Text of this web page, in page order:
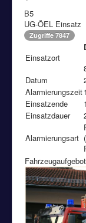
Über uns
Fuhrpark
Impressum
B5
UG-ÖEL Einsatz
Zugriffe 7847
Einsatzort
Datum
Alarmierungszeit
Einsatzende
Einsatzdauer
Alarmierungsart
Fahrzeugaufgebot